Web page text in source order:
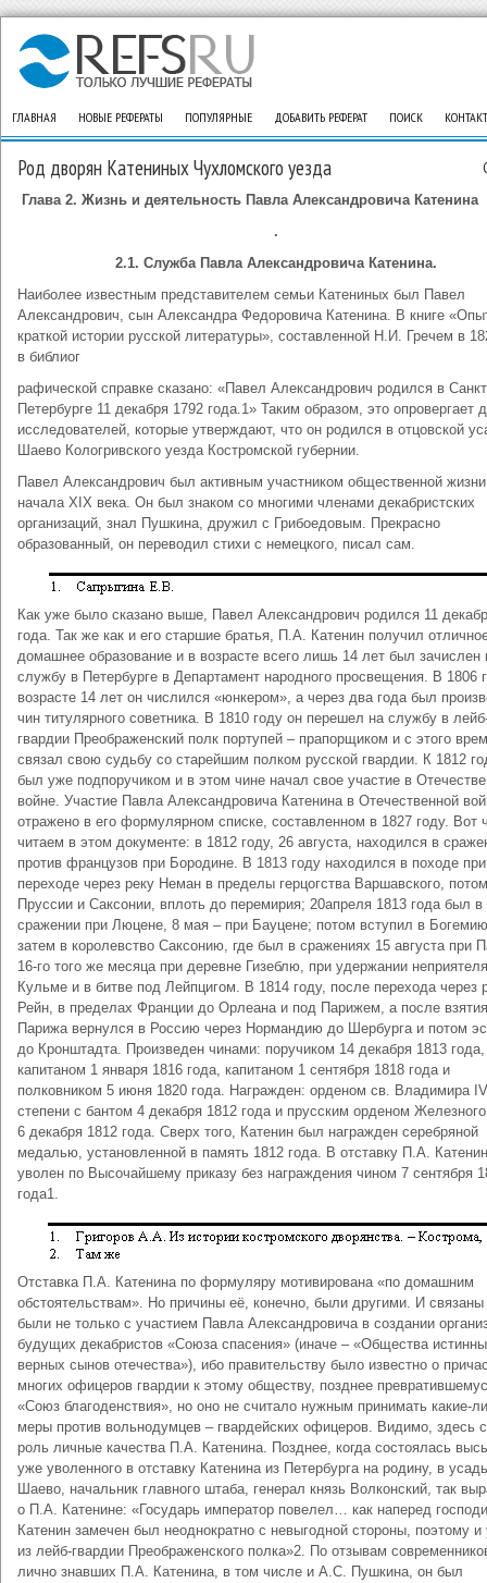
ГЛАВНАЯ НОВЫЕ РЕФЕРАТЫ ПОПУЛЯРНЫЕ ДОБАВИТЬ РЕФЕРАТ ПОИСК
Род дворян Катениных Чухломского уезда
Глава 2. Жизнь и деятельность Павла Александровича Катенина
.
2.1. Служба Павла Александровича Катенина.
Наиболее известным представителем семьи Катениных был Павел
Александрович, сын Александра Федоровича Катенина. В книге
краткой истории русской литературы», составленной Н.И. Гречем в
в библиог
рафической справке сказано: «Павел Александрович родился в
Петербурге 11 декабря 1792 года.1» Таким образом, это опровергает
исследователей, которые утверждают, что он родился в отцовской
Шаево Кологривского уезда Костромской губернии.
Павел Александрович был активным участником общественной жизни
начала XIX века. Он был знаком со многими членами декабристских
организаций, знал Пушкина, дружил с Грибоедовым. Прекрасно
образованный, он переводил стихи с немецкого, писал сам.
Как уже было сказано выше, Павел Александрович родился 11
года. Так же как и его старшие братья, П.А. Катенин получил
домашнее образование и в возрасте всего лишь 14 лет был зачислен
службу в Петербурге в Департамент народного просвещения. В 1806
возрасте 14 лет он числился «юнкером», а через два года был
чин титулярного советника. В 1810 году он перешел на службу в
гвардии Преображенский полк портупей – прапорщиком и с этого
связал свою судьбу со старейшим полком русской гвардии. К 1812
был уже подпоручиком и в этом чине начал свое участие в
войне. Участие Павла Александровича Катенина в Отечественной
отражено в его формулярном списке, составленном в 1827 году. Вот
читаем в этом документе: в 1812 году, 26 августа, находился в
против французов при Бородине. В 1813 году находился в походе при
переходе через реку Неман в пределы герцогства Варшавского,
Пруссии и Саксонии, вплоть до перемирия; 20апреля 1813 года был в
сражении при Люцене, 8 мая – при Бауцене; потом вступил в
затем в королевство Саксонию, где был в сражениях 15 августа при
16-го того же месяца при деревне Гизеблю, при удержании
Кульме и в битве под Лейпцигом. В 1814 году, после перехода через
Рейн, в пределах Франции до Орлеана и под Парижем, а после взятия
Парижа вернулся в Россию через Нормандию до Шербурга и потом
до Кронштадта. Произведен чинами: поручиком 14 декабря 1813
капитаном 1 января 1816 года, капитаном 1 сентября 1818 года и
полковником 5 июня 1820 года. Награжден: орденом св. Владимира IV
степени с бантом 4 декабря 1812 года и прусским орденом Железного
6 декабря 1812 года. Сверх того, Катенин был награжден серебряной
медалью, установленной в память 1812 года. В отставку П.А.
уволен по Высочайшему приказу без награждения чином 7 сентября
года1.
Отставка П.А. Катенина по формуляру мотивирована «по домашним
обстоятельствам». Но причины её, конечно, были другими. И связаны
были не только с участием Павла Александровича в создании
будущих декабристов «Союза спасения» (иначе – «Общества
верных сынов отечества»), ибо правительству было известно о
многих офицеров гвардии к этому обществу, позднее
«Союз благоденствия», но оно не считало нужным принимать какие-
меры против вольнодумцев – гвардейских офицеров. Видимо, здесь
роль личные качества П.А. Катенина. Позднее, когда состоялась
уже уволенного в отставку Катенина из Петербурга на родину, в
Шаево, начальник главного штаба, генерал князь Волконский, так
о П.А. Катенине: «Государь император повелел… как наперед
Катенин замечен был неоднократно с невыгодной стороны, поэтому и
из лейб-гвардии Преображенского полка»2. По отзывам
лично знавших П.А. Катенина, в том числе и А.С. Пушкина, он был